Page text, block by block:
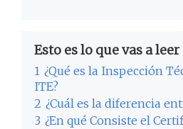
Esto es lo que vas a leer
1 ¿Qué es la Inspección
ITE?
2 ¿Cuál es la diferencia
3 ¿En qué Consiste el